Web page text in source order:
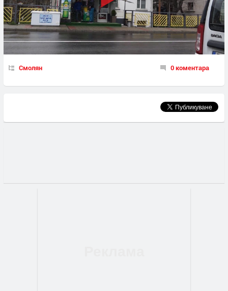
Смолян 0 коментара